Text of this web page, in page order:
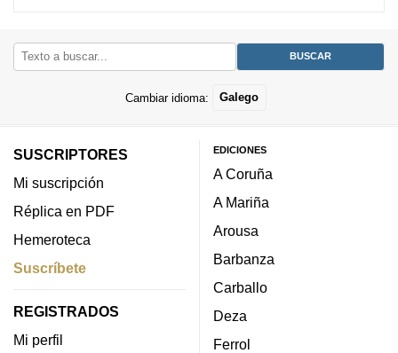
Cambiar idioma: Galego
SUSCRIPTORES
Mi suscripción
Réplica en PDF
Hemeroteca
Suscríbete
REGISTRADOS
Mi perfil
EDICIONES
A Coruña
A Mariña
Arousa
Barbanza
Carballo
Deza
Ferrol